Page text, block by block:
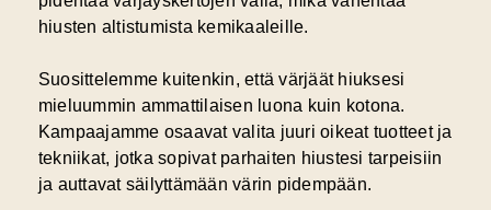
hiusten altistumista kemikaaleille.
Suosittelemme kuitenkin, että värjäät hiuksesi
mieluummin ammattilaisen luona kuin kotona.
Kampaajamme osaavat valita juuri oikeat tuotteet ja
tekniikat, jotka sopivat parhaiten hiustesi tarpeisiin
ja auttavat säilyttämään värin pidempään.